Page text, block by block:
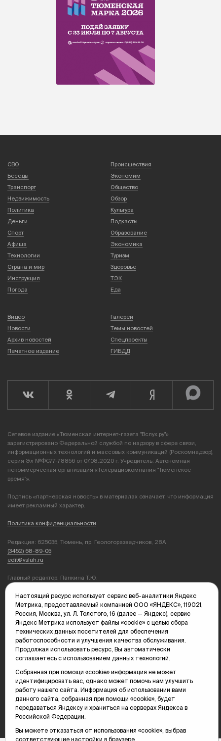
СВО
Происшествия
Беседы
Экономим
Транспорт
Общество
Недвижимость
Обзор
Политика
Культура
Деньги
Подкасты
Спорт
Образование
Афиша
Экономика
Технологии
Туризм
Страна и мир
Здоровье
Инструкция
ТЭК
Погода
Еда
Видео
Галереи
Новости
Темы новостей
Архив новостей
Спецпроекты
Печатное издание
ГИБДД
Сетевое издание «Тюменская интернет-газета "Вслух.ру"»
зарегистрировано Федеральной службой по надзору в сфере связи,
информационных технологий и массовых коммуникаций (Роскомнадзор),
серия Эл №ФС77-78856 от 07.08.2020 г. Учредитель: Автономная
некоммерческая организация «Телерадиокомпания "Тюменское
время"».
Подпись «партнерская новость» в материалах означает, что информация
имеет рекламный характер.
Политика конфиденциальности
Редакция: 625035, Тюмень, пр. Геологоразведчиков, 28А
(3452) 68-89-05
edit@vsluh.ru
Главный редактор: Панкина Т.Ю.
kika@vsluh.ru
По вопросам рекламы:
(3452) 68-89-78
kotovaev@sibinformburo.ru
mim@vsluh.ru
© 2000-2026 Тюменская интернет-газета «Вслух.ру»
Карта сайта
Настоящий ресурс использует сервис веб-аналитики Яндекс
Метрика, предоставляемый компанией ООО «ЯНДЕКС», 119021,
Россия, Москва, ул. Л. Толстого, 16 (далее — Яндекс), сервис
Яндекс Метрика использует файлы «cookie» с целью сбора
технических данных посетителей для обеспечения
работоспособности и улучшения качества обслуживания.
Продолжая использовать ресурс, Вы автоматически
соглашаетесь с использованием данных технологий.
Собранная при помощи «cookie» информация не может
идентифицировать вас, однако может помочь нам улучшить
работу нашего сайта. Информация об использовании вами
данного сайта, собранная при помощи «cookie», будет
передаваться Яндексу и храниться на серверах Яндекса в
Российской Федерации.
Вы можете отказаться от использования «cookie», выбрав
соответствующие настройки в браузере.